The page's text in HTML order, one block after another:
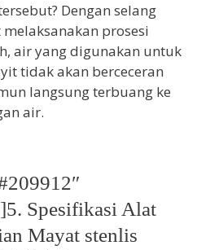
Dengan selang
prosesi
air yang digunakan untuk
tidak akan berceceran
langsung terbuang ke
air.
Spesifikasi Alat
Mayat stenlis